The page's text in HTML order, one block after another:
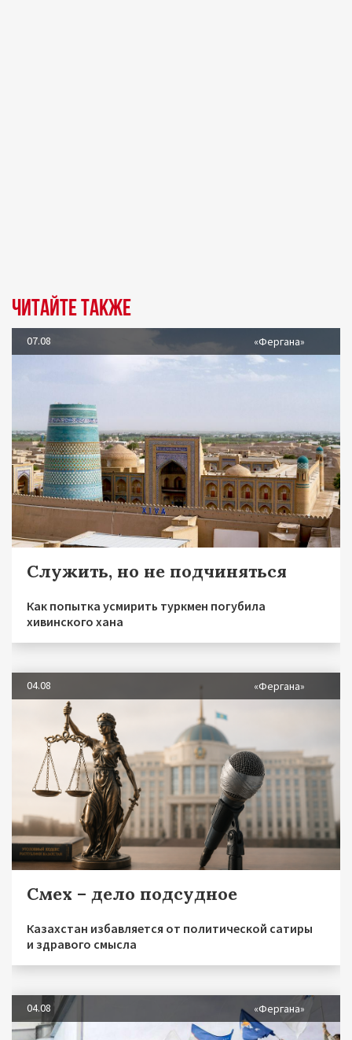
Читайте также
07.08 «Фергана»
Служить, но не подчиняться
Как попытка усмирить туркмен погубила
хивинского хана
04.08 «Фергана»
Смех – дело подсудное
Казахстан избавляется от политической сатиры
и здравого смысла
04.08 «Фергана»